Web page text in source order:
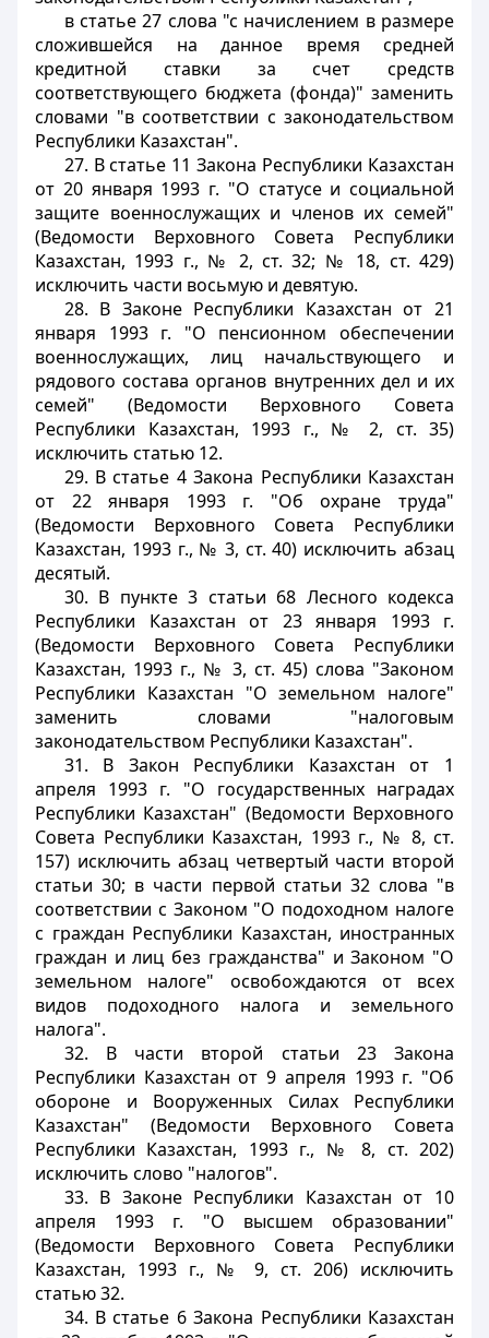
в статье 27 слова "с начислением в размере
сложившейся на данное время средней
кредитной ставки за счет средств
соответствующего бюджета (фонда)" заменить
словами "в соответствии с законодательством
Республики Казахстан".
27. В статье 11 Закона Республики Казахстан
от 20 января 1993 г. "О статусе и социальной
защите военнослужащих и членов их семей"
(Ведомости Верховного Совета Республики
Казахстан, 1993 г., № 2, ст. 32; № 18, ст. 429)
исключить части восьмую и девятую.
28. В Законе Республики Казахстан от 21
января 1993 г. "О пенсионном обеспечении
военнослужащих, лиц начальствующего и
рядового состава органов внутренних дел и их
семей" (Ведомости Верховного Совета
Республики Казахстан, 1993 г., № 2, ст. 35)
исключить статью 12.
29. В статье 4 Закона Республики Казахстан
от 22 января 1993 г. "Об охране труда"
(Ведомости Верховного Совета Республики
Казахстан, 1993 г., № 3, ст. 40) исключить абзац
десятый.
30. В пункте 3 статьи 68 Лесного кодекса
Республики Казахстан от 23 января 1993 г.
(Ведомости Верховного Совета Республики
Казахстан, 1993 г., № 3, ст. 45) слова "Законом
Республики Казахстан "О земельном налоге"
заменить словами "налоговым
законодательством Республики Казахстан".
31. В Закон Республики Казахстан от 1
апреля 1993 г. "О государственных наградах
Республики Казахстан" (Ведомости Верховного
Совета Республики Казахстан, 1993 г., № 8, ст.
157) исключить абзац четвертый части второй
статьи 30; в части первой статьи 32 слова "в
соответствии с Законом "О подоходном налоге
с граждан Республики Казахстан, иностранных
граждан и лиц без гражданства" и Законом "О
земельном налоге" освобождаются от всех
видов подоходного налога и земельного
налога".
32. В части второй статьи 23 Закона
Республики Казахстан от 9 апреля 1993 г. "Об
обороне и Вооруженных Силах Республики
Казахстан" (Ведомости Верховного Совета
Республики Казахстан, 1993 г., № 8, ст. 202)
исключить слово "налогов".
33. В Законе Республики Казахстан от 10
апреля 1993 г. "О высшем образовании"
(Ведомости Верховного Совета Республики
Казахстан, 1993 г., № 9, ст. 206) исключить
статью 32.
34. В статье 6 Закона Республики Казахстан